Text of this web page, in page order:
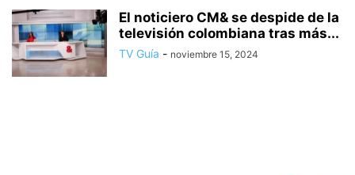
El noticiero CM& se despide de la
televisión colombiana tras más...
TV Guía - noviembre 15, 2024